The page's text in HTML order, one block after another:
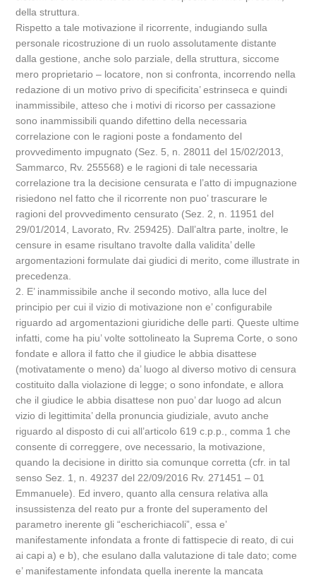
della struttura.
Rispetto a tale motivazione il ricorrente, indugiando sulla
personale ricostruzione di un ruolo assolutamente distante
dalla gestione, anche solo parziale, della struttura, siccome
mero proprietario – locatore, non si confronta, incorrendo nella
redazione di un motivo privo di specificita’ estrinseca e quindi
inammissibile, atteso che i motivi di ricorso per cassazione
sono inammissibili quando difettino della necessaria
correlazione con le ragioni poste a fondamento del
provvedimento impugnato (Sez. 5, n. 28011 del 15/02/2013,
Sammarco, Rv. 255568) e le ragioni di tale necessaria
correlazione tra la decisione censurata e l’atto di impugnazione
risiedono nel fatto che il ricorrente non puo’ trascurare le
ragioni del provvedimento censurato (Sez. 2, n. 11951 del
29/01/2014, Lavorato, Rv. 259425). Dall’altra parte, inoltre, le
censure in esame risultano travolte dalla validita’ delle
argomentazioni formulate dai giudici di merito, come illustrate in
precedenza.
2. E’ inammissibile anche il secondo motivo, alla luce del
principio per cui il vizio di motivazione non e’ configurabile
riguardo ad argomentazioni giuridiche delle parti. Queste ultime
infatti, come ha piu’ volte sottolineato la Suprema Corte, o sono
fondate e allora il fatto che il giudice le abbia disattese
(motivatamente o meno) da’ luogo al diverso motivo di censura
costituito dalla violazione di legge; o sono infondate, e allora
che il giudice le abbia disattese non puo’ dar luogo ad alcun
vizio di legittimita’ della pronuncia giudiziale, avuto anche
riguardo al disposto di cui all’articolo 619 c.p.p., comma 1 che
consente di correggere, ove necessario, la motivazione,
quando la decisione in diritto sia comunque corretta (cfr. in tal
senso Sez. 1, n. 49237 del 22/09/2016 Rv. 271451 – 01
Emmanuele). Ed invero, quanto alla censura relativa alla
insussistenza del reato pur a fronte del superamento del
parametro inerente gli “escherichiacoli”, essa e’
manifestamente infondata a fronte di fattispecie di reato, di cui
ai capi a) e b), che esulano dalla valutazione di tale dato; come
e’ manifestamente infondata quella inerente la mancata